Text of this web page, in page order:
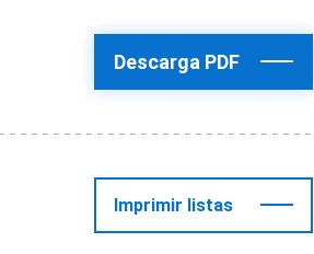
Descarga PDF
Imprimir listas